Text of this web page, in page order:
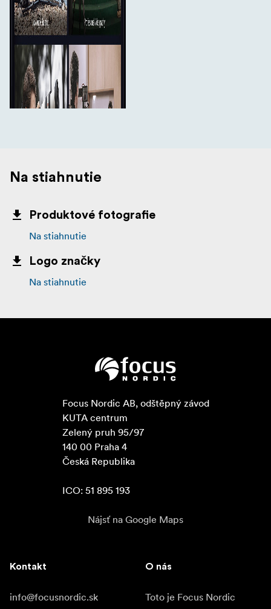
Na stiahnutie
Produktové fotografie
Na stiahnutie
Logo značky
Na stiahnutie
Focus Nordic AB, odštěpný závod
KUTA centrum
Zelený pruh 95/97
140 00 Praha 4
Česká Republika
ICO: 51 895 193
Nájsť na Google Maps
Kontakt
info@focusnordic.sk
O nás
Toto je Focus Nordic